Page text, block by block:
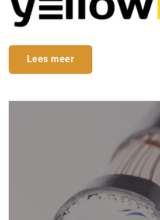
Lees meer